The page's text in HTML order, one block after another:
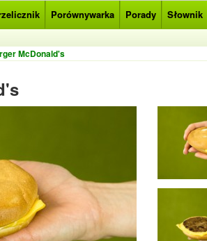
Porównywarka Porady Słownik
McDonald's